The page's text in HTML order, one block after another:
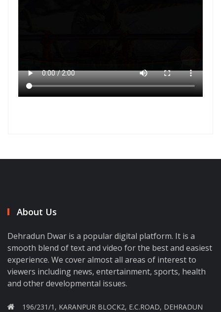
About Us
Dehradun Dwar is a popular digital platform. It is a
smooth blend of text and video for the best and easiest
experience. We cover almost all areas of interest to
viewers including news, entertainment, sports, health
and other developmental issues.
196/231/1, KARANPUR BLOCK2, E.C.ROAD, DEHRADUN